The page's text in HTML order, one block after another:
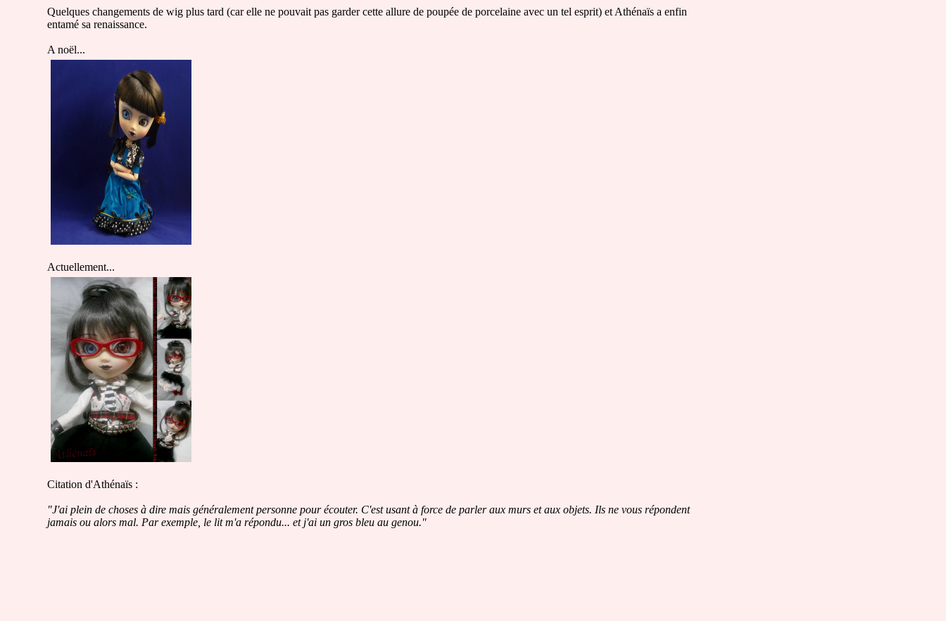
Quelques changements de wig plus tard (car elle ne pouvait pas garder cette allure de poupée de porcelaine avec un tel esprit) et Athénaïs a enfin
entamé sa renaissance.
A noël...
Actuellement...
Citation d'Athénaïs :
"J'ai plein de choses à dire mais généralement personne pour écouter. C'est usant à force de parler aux murs et aux objets. Ils ne vous répondent
jamais ou alors mal. Par exemple, le lit m'a répondu... et j'ai un gros bleu au genou."